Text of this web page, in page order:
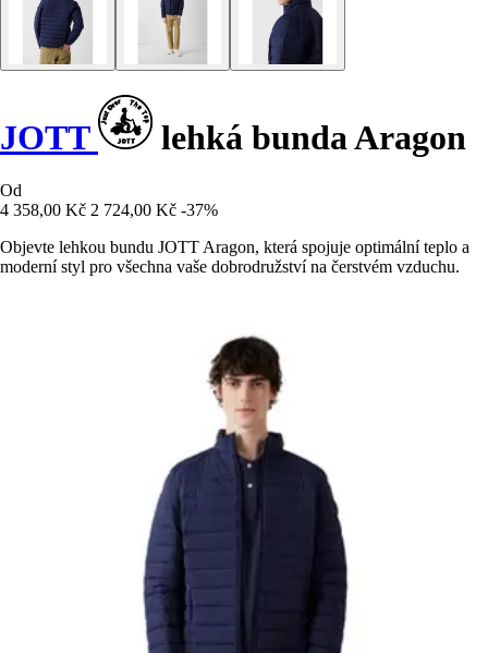
JOTT lehká bunda Aragon
Od
4 358,00 Kč 2 724,00 Kč -37%
Objevte lehkou bundu JOTT Aragon, která spojuje optimální teplo a
moderní styl pro všechna vaše dobrodružství na čerstvém vzduchu.